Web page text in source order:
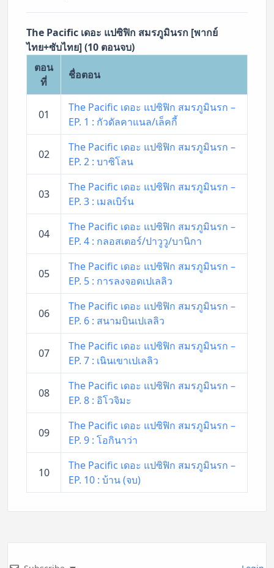
The Pacific เดอะ แปซิฟิก สมรภูมินรก [พากย์
ไทย+ซับไทย] (10 ตอนจบ)
ตอน
ที่
ชื่อตอน
01
The Pacific เดอะ แปซิฟิก สมรภูมินรก –
EP. 1 : กัวดัลคาแนล/เล็คกี้
02
The Pacific เดอะ แปซิฟิก สมรภูมินรก –
EP. 2 : บาซิโลน
03
The Pacific เดอะ แปซิฟิก สมรภูมินรก –
EP. 3 : เมลเบิร์น
04
The Pacific เดอะ แปซิฟิก สมรภูมินรก –
EP. 4 : กลอสเตอร์/ปาวูวู/บานิกา
05
The Pacific เดอะ แปซิฟิก สมรภูมินรก –
EP. 5 : การลงจอดเปเลลิว
06
The Pacific เดอะ แปซิฟิก สมรภูมินรก –
EP. 6 : สนามบินเปเลลิว
07
The Pacific เดอะ แปซิฟิก สมรภูมินรก –
EP. 7 : เนินเขาเปเลลิว
08
The Pacific เดอะ แปซิฟิก สมรภูมินรก –
EP. 8 : อิโวจิมะ
09
The Pacific เดอะ แปซิฟิก สมรภูมินรก –
EP. 9 : โอกินาว่า
10
The Pacific เดอะ แปซิฟิก สมรภูมินรก –
EP. 10 : บ้าน (จบ)